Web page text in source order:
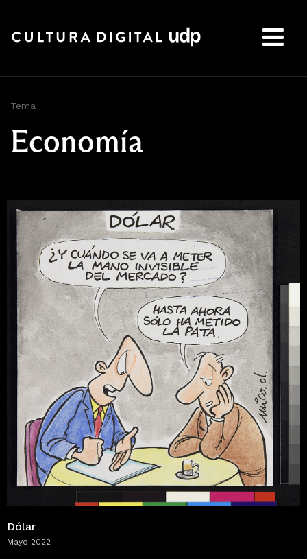
Tema
Economía
Dólar
Mayo 2022